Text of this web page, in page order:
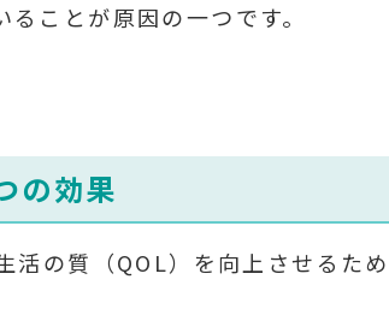
ことが原因の一つです。
の効果
活の質（QOL）を向上させるた